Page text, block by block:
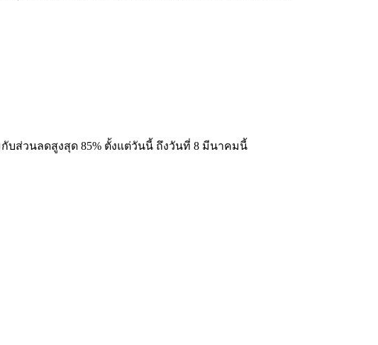
กับส่วนลดสูงสุด 85% ตั้งแต่วันนี้ ถึงวันที่ 8 มีนาคมนี้